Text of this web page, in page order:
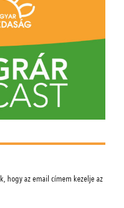
hogy az email címem kezelje az